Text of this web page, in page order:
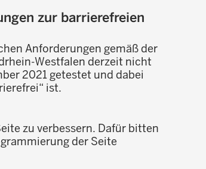
zur barrierefreien
Anforderungen gemäß der
Westfalen derzeit nicht
2021 getestet und dabei
ist.
zu verbessern. Dafür bitten
der Seite